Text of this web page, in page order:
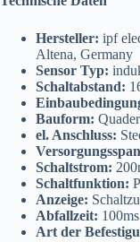
Hersteller: ipf
Altena, Germany
Sensor Typ:
Schaltabstand:
Bauform:
el. Anschluss:
Schaltstrom:
Schaltfunktion:
Anzeige:
Abfallzeit: 100ms
Art der